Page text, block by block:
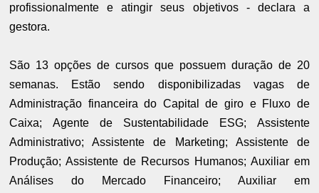
profissionalmente e atingir seus objetivos - declara a
gestora.
São 13 opções de cursos que possuem duração de 20
semanas. Estão sendo disponibilizadas vagas de
Administração financeira do Capital de giro e Fluxo de
Caixa; Agente de Sustentabilidade ESG; Assistente
Administrativo; Assistente de Marketing; Assistente de
Produção; Assistente de Recursos Humanos; Auxiliar em
Análises do Mercado Financeiro; Auxiliar em